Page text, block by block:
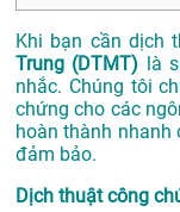
Khi bạn cần dịch
Trung (DTMT) là
nhắc. Chúng tôi
chứng cho các
hoàn thành
đảm bảo.
Dịch thuật công